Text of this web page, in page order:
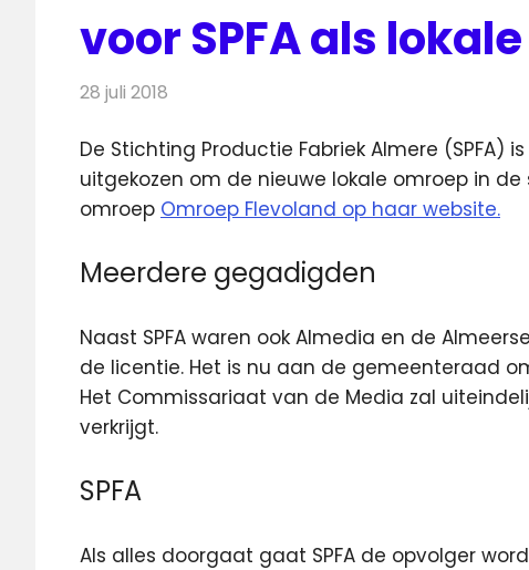
voor SPFA als
28 juli 2018
De Stichting Productie Fabriek Almere (SPFA)
uitgekozen om de nieuwe lokale omroep in
omroep Omroep Flevoland op haar website.
Meerdere gegadigden
Naast SPFA waren ook Almedia en de
de licentie. Het is nu aan de gemeenteraad
Het Commissariaat van de Media zal
verkrijgt.
SPFA
Als alles doorgaat gaat SPFA de opvolger